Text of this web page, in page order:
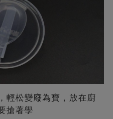
輕松變廢為寶，放在廚
搶著學